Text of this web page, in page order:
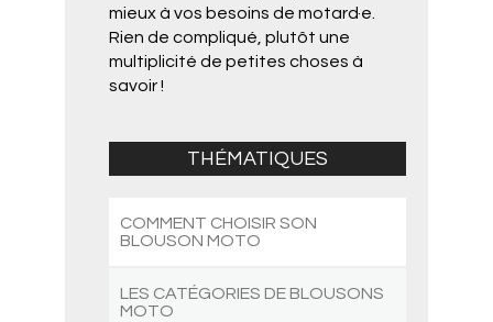
mieux à vos besoins de motard·e.
Rien de compliqué, plutôt une
multiplicité de petites choses à
savoir !
THÉMATIQUES
COMMENT CHOISIR SON
BLOUSON MOTO
LES CATÉGORIES DE BLOUSONS
MOTO